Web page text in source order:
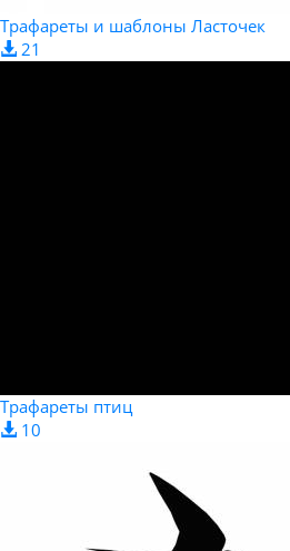
Трафареты и шаблоны Ласточек
21
Трафареты птиц
10